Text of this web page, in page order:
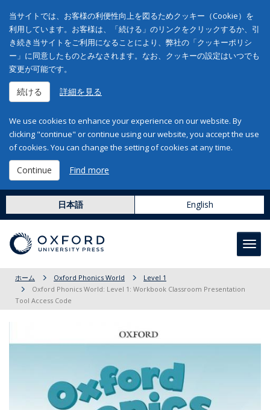
当サイトでは、お客様の利便性向上を図るためクッキー（Cookie）を
利用しています。お客様は、「続ける」のリンクをクリックするか、引
き続き当サイトをご利用になることにより、弊社の「クッキーポリシ
ー」に同意したものとみなされます。なお、クッキーの設定はいつでも
変更が可能です。
続ける 詳細を見る
We use cookies to enhance your experience on our website. By
clicking "continue" or continue using our website, you accept the use
of cookies. You can change the setting of cookies at any time.
Continue Find more
日本語 English
ホーム Oxford Phonics World
Level 1
Oxford Phonics World: Level 1: Workbook Classroom Presentation
Tool Access Code